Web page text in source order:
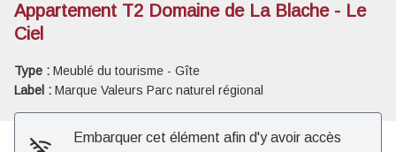
Voir l'image en plein écran
Appartement T2 Domaine de La Blache - Le
Ciel
Type : Meublé du tourisme - Gîte
Label : Marque Valeurs Parc naturel régional
Embarquer cet élément afin d'y avoir accès